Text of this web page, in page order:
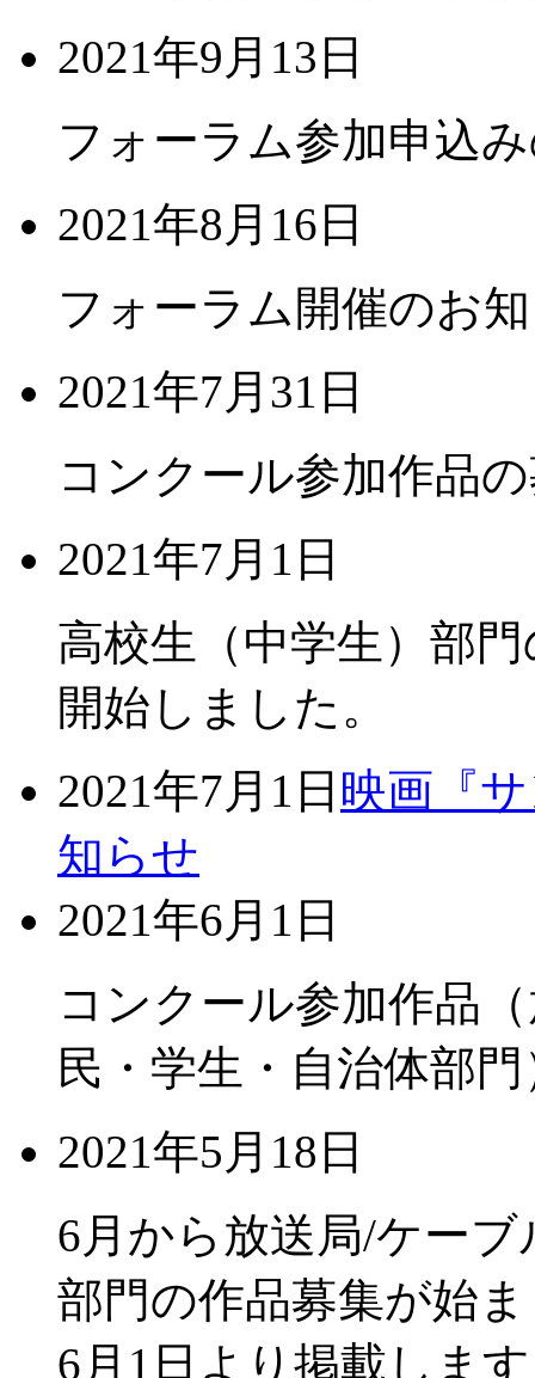
2021年9月13日
フォーラム参加申込
2021年8月16日
フォーラム開催のお
2021年7月31日
コンクール参加作品
2021年7月1日
高校生（中学生）部
開始しました。
2021年7月1日 映画『
知らせ
2021年6月1日
コンクール参加作品
民・学生・自治体部
2021年5月18日
6月から放送局/ケー
部門の作品募集が始
6月1日より掲載しま